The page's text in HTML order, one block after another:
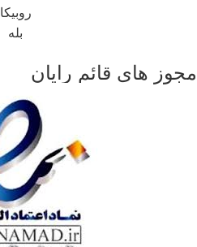
روبیکا
بله
مجوز های قائم رایان